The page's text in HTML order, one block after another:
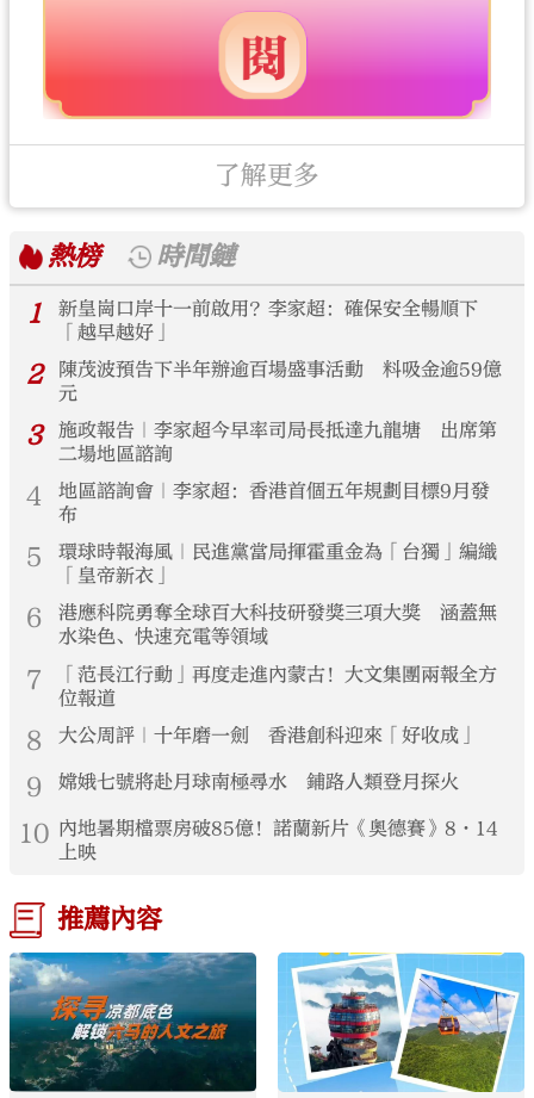
了解更多
熱榜
時間鏈
1
新皇崗口岸十一前啟用？李家超：確保安全暢順下
「越早越好」
2
陳茂波預告下半年辦逾百場盛事活動 料吸金逾59億
元
3
施政報告｜李家超今早率司局長抵達九龍塘 出席第
二場地區諮詢
4
地區諮詢會｜李家超：香港首個五年規劃目標9月發
布
5
環球時報海風｜民進黨當局揮霍重金為「台獨」編織
「皇帝新衣」
6
港應科院勇奪全球百大科技研發獎三項大獎 涵蓋無
水染色、快速充電等領域
7
「范長江行動」再度走進內蒙古！大文集團兩報全方
位報道
8 大公周評｜十年磨一劍 香港創科迎來「好收成」
9 嫦娥七號將赴月球南極尋水 鋪路人類登月探火
10 內地暑期檔票房破85億！諾蘭新片《奧德賽》8·14
上映
推薦內容